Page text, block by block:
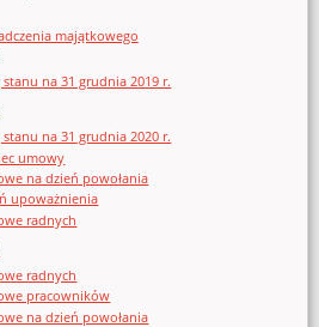
majątkowego
na 31 grudnia 2019 r.
na 31 grudnia 2020 r.
umowy
na dzień powołania
upoważnienia
radnych
radnych
pracowników
na dzień powołania